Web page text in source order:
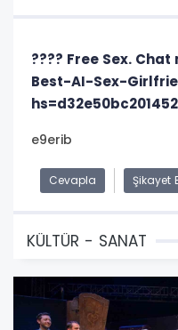
???? Free Sex.
Best-AI-Sex-
e9erib
Cevapla Şikayet
KÜLTÜR - SANAT